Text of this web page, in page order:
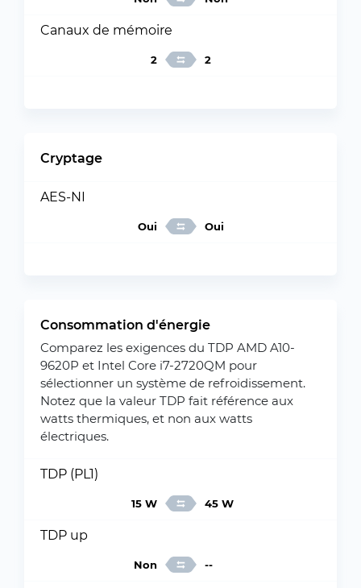
Canaux de mémoire
2 2
Cryptage
AES-NI
Oui Oui
Consommation d'énergie
Comparez les exigences du TDP AMD A10-
9620P et Intel Core i7-2720QM pour
sélectionner un système de refroidissement.
Notez que la valeur TDP fait référence aux
watts thermiques, et non aux watts
électriques.
TDP (PL1)
15 W 45 W
TDP up
Non --